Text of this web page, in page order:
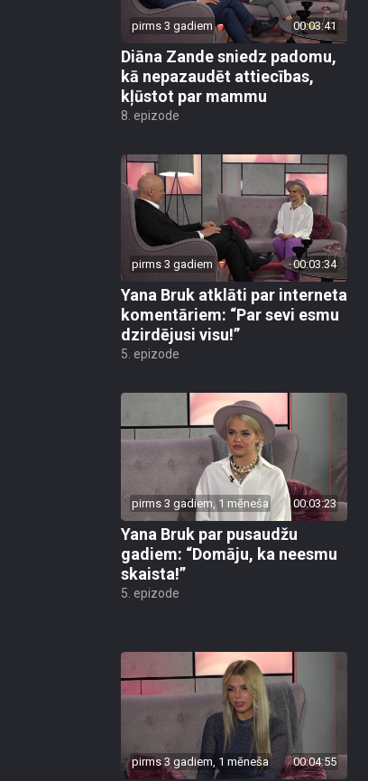
pirms 3 gadiem 00:03:41
Diāna Zande sniedz padomu,
kā nepazaudēt attiecības,
kļūstot par mammu
8. epizode
pirms 3 gadiem 00:03:34
Yana Bruk atklāti par interneta
komentāriem: “Par sevi esmu
dzirdējusi visu!”
5. epizode
pirms 3 gadiem, 1 mēneša 00:03:23
Yana Bruk par pusaudžu
gadiem: “Domāju, ka neesmu
skaista!”
5. epizode
pirms 3 gadiem, 1 mēneša 00:04:55